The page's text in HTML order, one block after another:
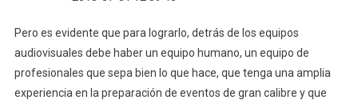
Pero es evidente que para lograrlo, detrás de los equipos
audiovisuales debe haber un equipo humano, un equipo de
profesionales que sepa bien lo que hace, que tenga una amplia
experiencia en la preparación de eventos de gran calibre y que